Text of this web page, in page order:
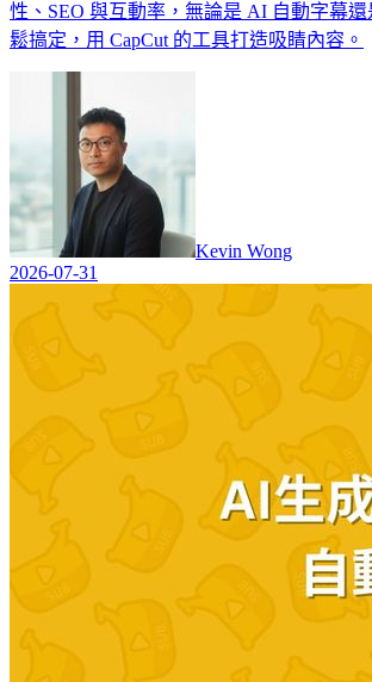
性、SEO 與互動率，無論是 AI 自動字幕
鬆搞定，用 CapCut 的工具打造吸睛內容。
Kevin Wong
2026-07-31